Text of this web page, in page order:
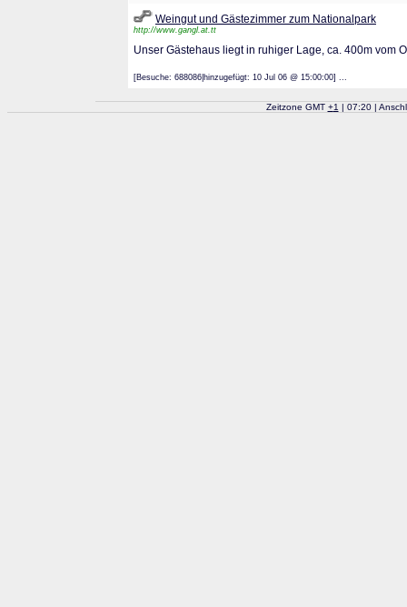
Weingut und Gästezimmer zum Nationalpark
http://www.gangl.at.tt
Unser Gästehaus liegt in ruhiger Lage, ca. 400m vom
[Besuche: 688086|hinzugefügt: 10 Jul 06 @ 15:00:00] ...
Zeitzone GMT +1 | 07:20 |